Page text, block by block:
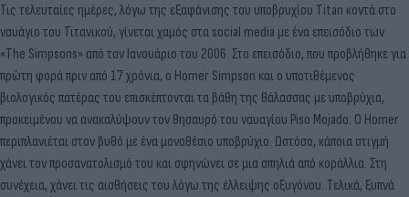
Τις τελευταίες ημέρες, λόγω της εξαφάνισης του υποβρυχίου Titan κοντά στο
ναυάγιο του Τιτανικού, γίνεται χαμός στα social media με ένα επεισόδιο των
«The Simpsons» από τον Ιανουάριο του 2006. Στο επεισόδιο, που προβλήθηκε για
πρώτη φορά πριν από 17 χρόνια, ο Homer Simpson και ο υποτιθέμενος
βιολογικός πατέρας του επισκέπτονται τα βάθη της θάλασσας με υποβρύχια,
προκειμένου να ανακαλύψουν τον θησαυρό του ναυαγίου Piso Mojado. Ο Homer
περιπλανιέται στον βυθό με ένα μονοθέσιο υποβρύχιο. Ωστόσο, κάποια στιγμή
χάνει τον προσανατολισμό του και σφηνώνει σε μια σπηλιά από κοράλλια. Στη
συνέχεια, χάνει τις αισθήσεις του λόγω της έλλειψης οξυγόνου. Τελικά, ξυπνά